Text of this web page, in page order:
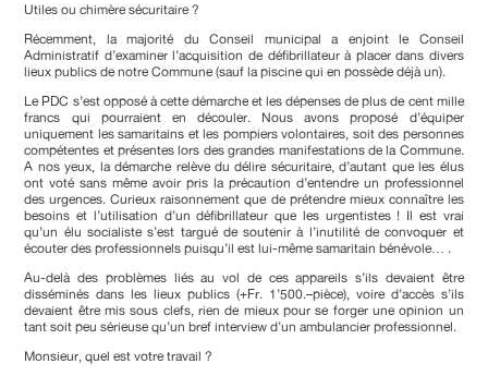
Utiles ou chimère sécuritaire ?
Récemment, la majorité du Conseil municipal a enjoint le Conseil
Administratif d’examiner l’acquisition de défibrillateur à placer dans divers
lieux publics de notre Commune (sauf la piscine qui en possède déjà un).
Le PDC s’est opposé à cette démarche et les dépenses de plus de cent mille
francs qui pourraient en découler. Nous avons proposé d’équiper
uniquement les samaritains et les pompiers volontaires, soit des personnes
compétentes et présentes lors des grandes manifestations de la Commune.
A nos yeux, la démarche relève du délire sécuritaire, d’autant que les élus
ont voté sans même avoir pris la précaution d’entendre un professionnel
des urgences. Curieux raisonnement que de prétendre mieux connaître les
besoins et l’utilisation d’un défibrillateur que les urgentistes ! Il est vrai
qu’un élu socialiste s’est targué de soutenir à l’inutilité de convoquer et
écouter des professionnels puisqu’il est lui-même samaritain bénévole… .
Au-delà des problèmes liés au vol de ces appareils s’ils devaient être
disséminés dans les lieux publics (+Fr. 1’500.–pièce), voire d’accès s’ils
devaient être mis sous clefs, rien de mieux pour se forger une opinion un
tant soit peu sérieuse qu’un bref interview d’un ambulancier professionnel.
Monsieur, quel est votre travail ?